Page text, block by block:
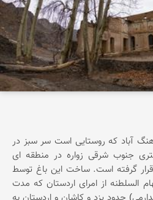
آباد که روستایی است سر سبز در
فاصله ۳۰ کیلومتری جنوب شرقی زواره در منطقه ای
گرفته است. ساخت این باغ توسط
سرهنگ مصطفی قلی خان سهام السلطنه از امرای اردستان که مدت